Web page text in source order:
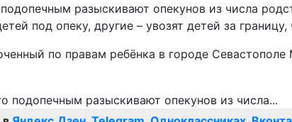
разыскивают опекунов из числа
под опеку, другие – увозят детей за
по правам ребёнка в городе